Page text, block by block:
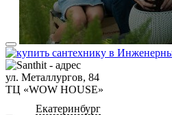
ул. Металлургов, 84
ТЦ «WOW HOUSE»
Екатеринбург